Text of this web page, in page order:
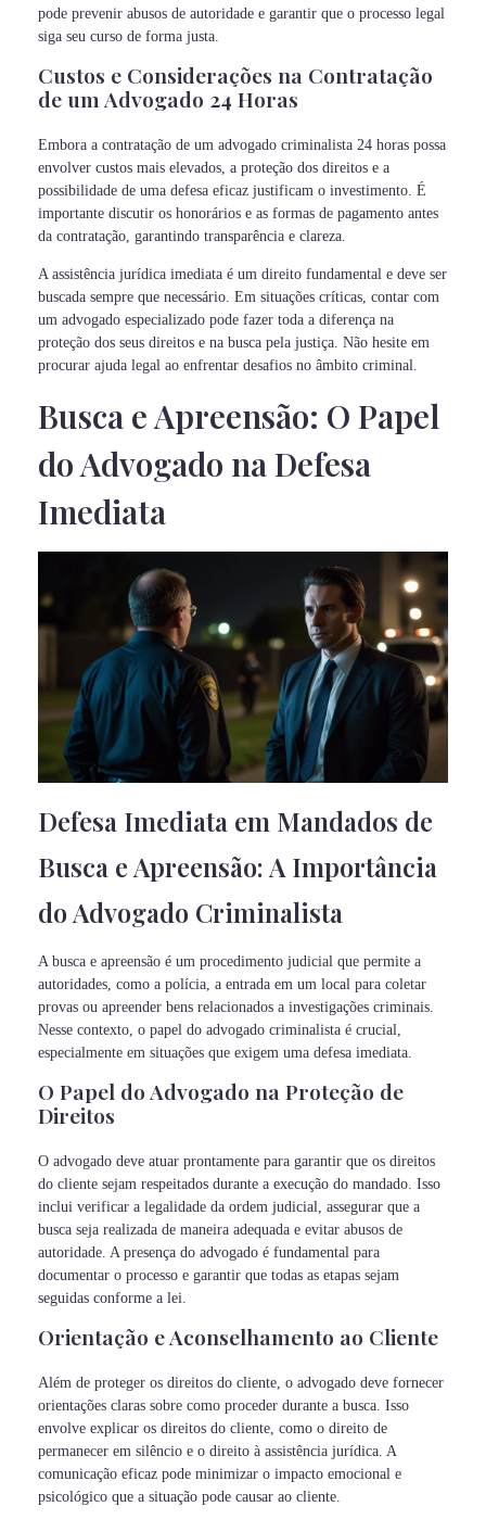
pode prevenir abusos de autoridade e garantir que o processo legal
siga seu curso de forma justa.
Custos e Considerações na Contratação
de um Advogado 24 Horas
Embora a contratação de um advogado criminalista 24 horas possa
envolver custos mais elevados, a proteção dos direitos e a
possibilidade de uma defesa eficaz justificam o investimento. É
importante discutir os honorários e as formas de pagamento antes
da contratação, garantindo transparência e clareza.
A assistência jurídica imediata é um direito fundamental e deve ser
buscada sempre que necessário. Em situações críticas, contar com
um advogado especializado pode fazer toda a diferença na
proteção dos seus direitos e na busca pela justiça. Não hesite em
procurar ajuda legal ao enfrentar desafios no âmbito criminal.
Busca e Apreensão: O Papel
do Advogado na Defesa
Imediata
Defesa Imediata em Mandados de
Busca e Apreensão: A Importância
do Advogado Criminalista
A busca e apreensão é um procedimento judicial que permite a
autoridades, como a polícia, a entrada em um local para coletar
provas ou apreender bens relacionados a investigações criminais.
Nesse contexto, o papel do advogado criminalista é crucial,
especialmente em situações que exigem uma defesa imediata.
O Papel do Advogado na Proteção de
Direitos
O advogado deve atuar prontamente para garantir que os direitos
do cliente sejam respeitados durante a execução do mandado. Isso
inclui verificar a legalidade da ordem judicial, assegurar que a
busca seja realizada de maneira adequada e evitar abusos de
autoridade. A presença do advogado é fundamental para
documentar o processo e garantir que todas as etapas sejam
seguidas conforme a lei.
Orientação e Aconselhamento ao Cliente
Além de proteger os direitos do cliente, o advogado deve fornecer
orientações claras sobre como proceder durante a busca. Isso
envolve explicar os direitos do cliente, como o direito de
permanecer em silêncio e o direito à assistência jurídica. A
comunicação eficaz pode minimizar o impacto emocional e
psicológico que a situação pode causar ao cliente.